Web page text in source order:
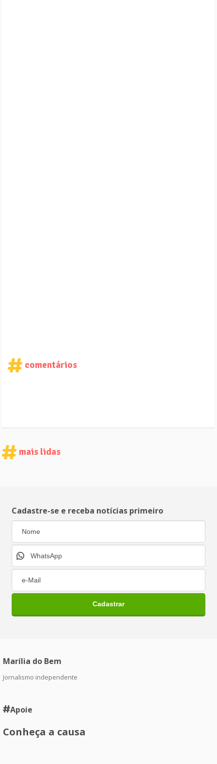
comentários
mais lidas
Cadastre-se e receba notícias primeiro
Marília do Bem
Jornalismo independente
Apoie
Conheça a causa